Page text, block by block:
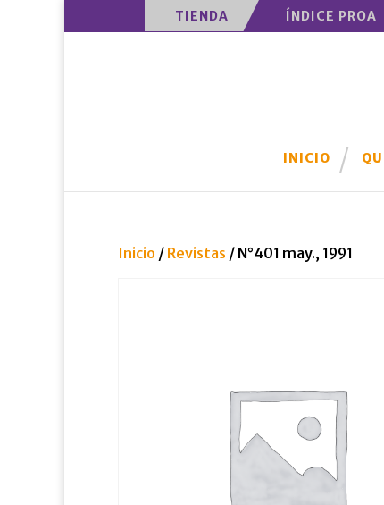
TIENDA ÍNDICE PROA
INICIO
Inicio / Revistas / N°401 may., 1991